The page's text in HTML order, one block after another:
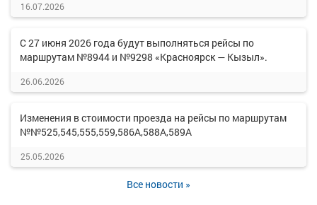
16.07.2026
С 27 июня 2026 года будут выполняться рейсы по
маршрутам №8944 и №9298 «Красноярск — Кызыл».
26.06.2026
Изменения в стоимости проезда на рейсы по маршрутам
№№525,545,555,559,586А,588А,589А
25.05.2026
Все новости »